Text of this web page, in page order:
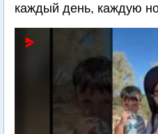
каждый день, каждую